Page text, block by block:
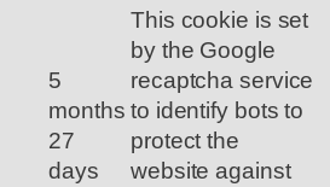
5
months
27
days
This cookie is set
by the Google
recaptcha service
to identify bots to
protect the
website against